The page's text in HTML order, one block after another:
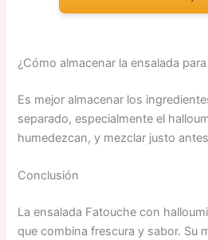
¿Cómo almacenar la ensalada
Es mejor almacenar los
separado, especialmente el
humedezcan, y mezclar justo
Conclusión
La ensalada Fatouche con
que combina frescura y sabor. Su